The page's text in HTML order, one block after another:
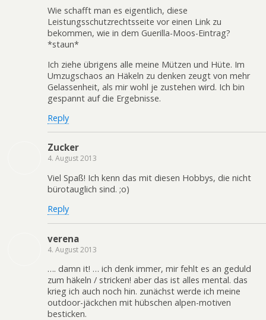
Wie schafft man es eigentlich, diese
Leistungsschutzrechtsseite vor einen Link zu
bekommen, wie in dem Guerilla-Moos-Eintrag?
*staun*
Ich ziehe übrigens alle meine Mützen und Hüte. Im
Umzugschaos an Häkeln zu denken zeugt von mehr
Gelassenheit, als mir wohl je zustehen wird. Ich bin
gespannt auf die Ergebnisse.
Reply
Zucker
4. August 2013
Viel Spaß! Ich kenn das mit diesen Hobbys, die nicht
bürotauglich sind. ;o)
Reply
verena
4. August 2013
…. damn it! … ich denk immer, mir fehlt es an geduld
zum häkeln / stricken! aber das ist alles mental. das
krieg ich auch noch hin. zunächst werde ich meine
outdoor-jäckchen mit hübschen alpen-motiven
besticken.